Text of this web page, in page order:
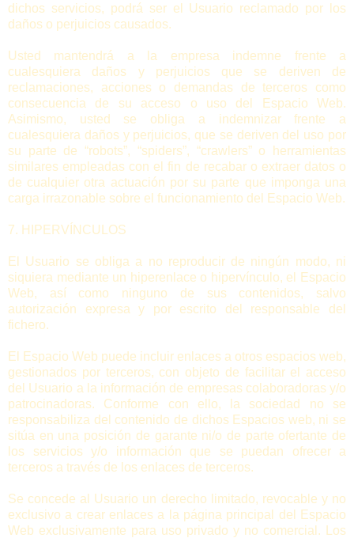
dichos servicios, podrá ser el Usuario reclamado por los
daños o perjuicios causados.
Usted mantendrá a la empresa indemne frente a
cualesquiera daños y perjuicios que se deriven de
reclamaciones, acciones o demandas de terceros como
consecuencia de su acceso o uso del Espacio Web.
Asimismo, usted se obliga a indemnizar frente a
cualesquiera daños y perjuicios, que se deriven del uso por
su parte de “robots”, “spiders”, “crawlers” o herramientas
similares empleadas con el fin de recabar o extraer datos o
de cualquier otra actuación por su parte que imponga una
carga irrazonable sobre el funcionamiento del Espacio Web.
7. HIPERVÍNCULOS
El Usuario se obliga a no reproducir de ningún modo, ni
siquiera mediante un hiperenlace o hipervínculo, el Espacio
Web, así como ninguno de sus contenidos, salvo
autorización expresa y por escrito del responsable del
fichero.
El Espacio Web puede incluir enlaces a otros espacios web,
gestionados por terceros, con objeto de facilitar el acceso
del Usuario a la información de empresas colaboradoras y/o
patrocinadoras. Conforme con ello, la sociedad no se
responsabiliza del contenido de dichos Espacios web, ni se
sitúa en una posición de garante ni/o de parte ofertante de
los servicios y/o información que se puedan ofrecer a
terceros a través de los enlaces de terceros.
Se concede al Usuario un derecho limitado, revocable y no
exclusivo a crear enlaces a la página principal del Espacio
Web exclusivamente para uso privado y no comercial. Los